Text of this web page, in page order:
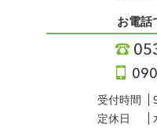
お電話
受付時間
定休日